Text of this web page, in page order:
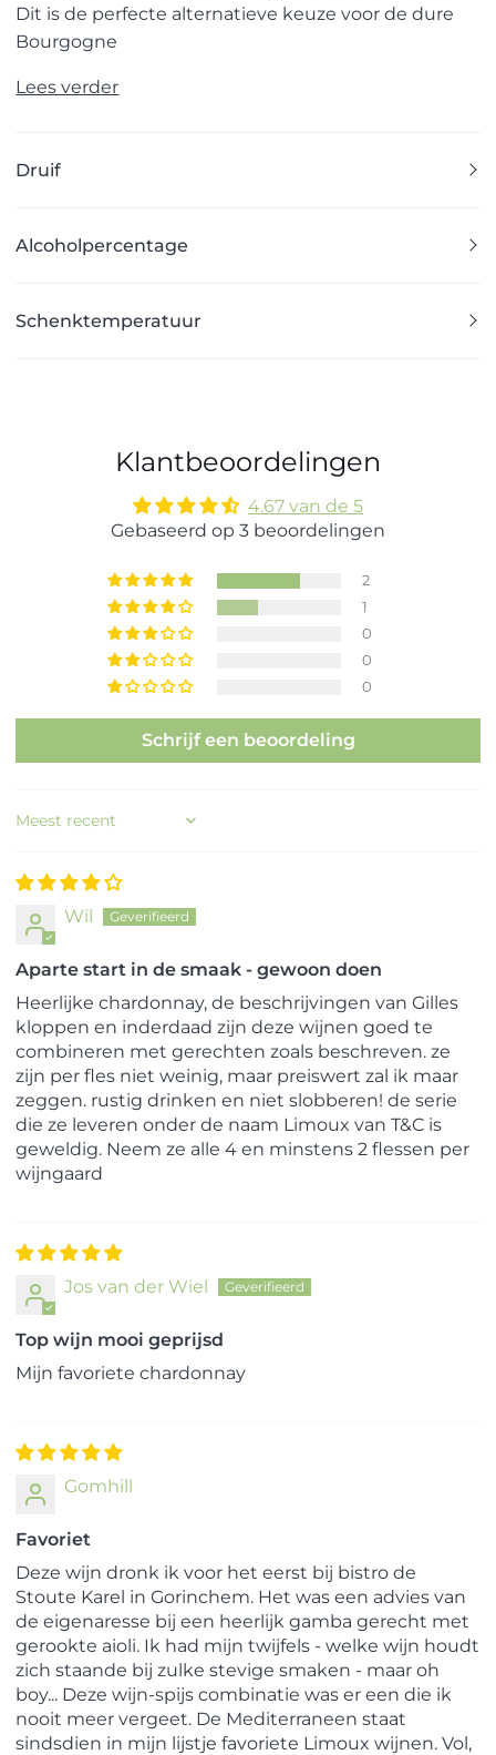
Dit is de perfecte alternatieve keuze voor de dure
Bourgogne
Lees verder
Druif
Alcoholpercentage
Schenktemperatuur
Klantbeoordelingen
4.67 van de 5
Gebaseerd op 3 beoordelingen
2
1
0
0
0
Schrijf een beoordeling
Sort by
Wil
Aparte start in de smaak - gewoon doen
Heerlijke chardonnay, de beschrijvingen van Gilles
kloppen en inderdaad zijn deze wijnen goed te
combineren met gerechten zoals beschreven. ze
zijn per fles niet weinig, maar preiswert zal ik maar
zeggen. rustig drinken en niet slobberen! de serie
die ze leveren onder de naam Limoux van T&C is
geweldig. Neem ze alle 4 en minstens 2 flessen per
wijngaard
Jos van der Wiel
Top wijn mooi geprijsd
Mijn favoriete chardonnay
Gomhill
Favoriet
Deze wijn dronk ik voor het eerst bij bistro de
Stoute Karel in Gorinchem. Het was een advies van
de eigenaresse bij een heerlijk gamba gerecht met
gerookte aioli. Ik had mijn twijfels - welke wijn houdt
zich staande bij zulke stevige smaken - maar oh
boy... Deze wijn-spijs combinatie was er een die ik
nooit meer vergeet. De Mediterraneen staat
sindsdien in mijn lijstje favoriete Limoux wijnen. Vol,